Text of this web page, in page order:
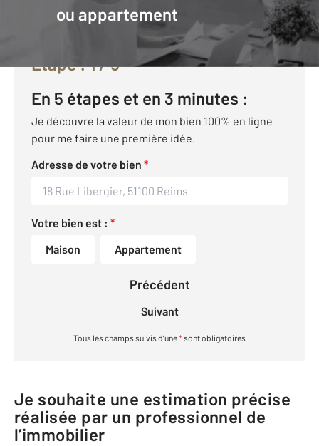
ou appartement
CENTURY 21 :
Etape :1/ 5
En 5 étapes et en 3 minutes :
Je découvre la valeur de mon bien 100% en ligne
pour me faire une première idée.
Adresse de votre bien *
Votre bien est : *
Maison
Appartement
Précédent
Suivant
Tous les champs suivis d’une*sont obligatoires
Je souhaite une estimation précise
réalisée par un professionnel de
l’immobilier